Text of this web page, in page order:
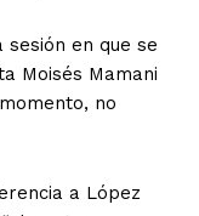
en que se
Moisés Mamani
no
a López